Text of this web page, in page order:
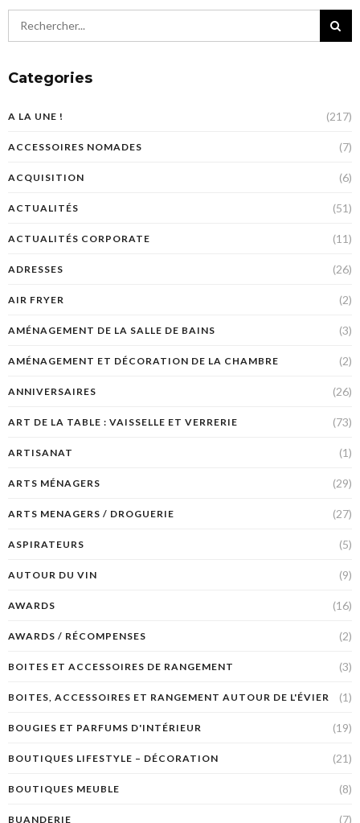
Categories
A LA UNE ! (217)
ACCESSOIRES NOMADES (7)
ACQUISITION (6)
ACTUALITÉS (51)
ACTUALITÉS CORPORATE (11)
ADRESSES (26)
AIR FRYER (2)
AMÉNAGEMENT DE LA SALLE DE BAINS (3)
AMÉNAGEMENT ET DÉCORATION DE LA CHAMBRE (2)
ANNIVERSAIRES (26)
ART DE LA TABLE : VAISSELLE ET VERRERIE (73)
ARTISANAT (1)
ARTS MÉNAGERS (29)
ARTS MENAGERS / DROGUERIE (27)
ASPIRATEURS (5)
AUTOUR DU VIN (9)
AWARDS (16)
AWARDS / RÉCOMPENSES (2)
BOITES ET ACCESSOIRES DE RANGEMENT (3)
BOITES, ACCESSOIRES ET RANGEMENT AUTOUR DE L'ÉVIER (1)
BOUGIES ET PARFUMS D'INTÉRIEUR (19)
BOUTIQUES LIFESTYLE – DÉCORATION (21)
BOUTIQUES MEUBLE (8)
BUANDERIE (7)